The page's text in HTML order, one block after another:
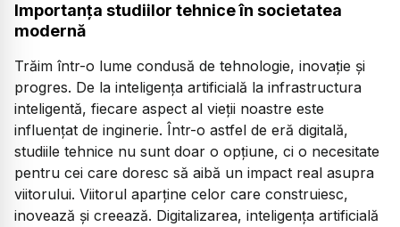
Importanța studiilor tehnice în societatea
modernă
Trăim într-o lume condusă de tehnologie, inovație și
progres. De la inteligența artificială la infrastructura
inteligentă, fiecare aspect al vieții noastre este
influențat de inginerie. Într-o astfel de eră digitală,
studiile tehnice nu sunt doar o opțiune, ci o necesitate
pentru cei care doresc să aibă un impact real asupra
viitorului. Viitorul aparține celor care construiesc,
inovează și creează. Digitalizarea, inteligența artificială